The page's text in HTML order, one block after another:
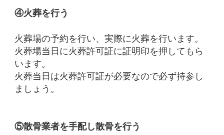
④火葬を行う
火葬場の予約を行い、実際に火葬を行います。
火葬場当日に火葬許可証に証明印を押してもら
います。
火葬当日は火葬許可証が必要なので必ず持参し
ましょう。
⑤散骨業者を手配し散骨を行う